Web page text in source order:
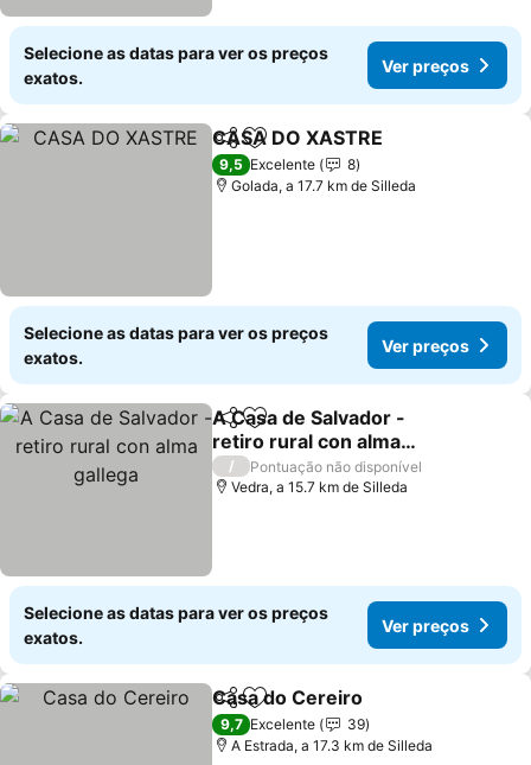
Selecione as datas para ver os preços
exatos.
Ver preços
PartilharAdicionar aos favoritos
CASA DO XASTRE
9,5 Excelente
8
Golada, a 17.7 km de Silleda
Selecione as datas para ver os preços
exatos.
Ver preços
PartilharAdicionar aos favoritos
A Casa de Salvador -
retiro rural con alma
gallega
Ver preços
/
Pontuação não disponível
Vedra, a 15.7 km de Silleda
Selecione as datas para ver os preços
exatos.
Ver preços
PartilharAdicionar aos favoritos
Casa do Cereiro
9,7 Excelente
39
A Estrada, a 17.3 km de Silleda